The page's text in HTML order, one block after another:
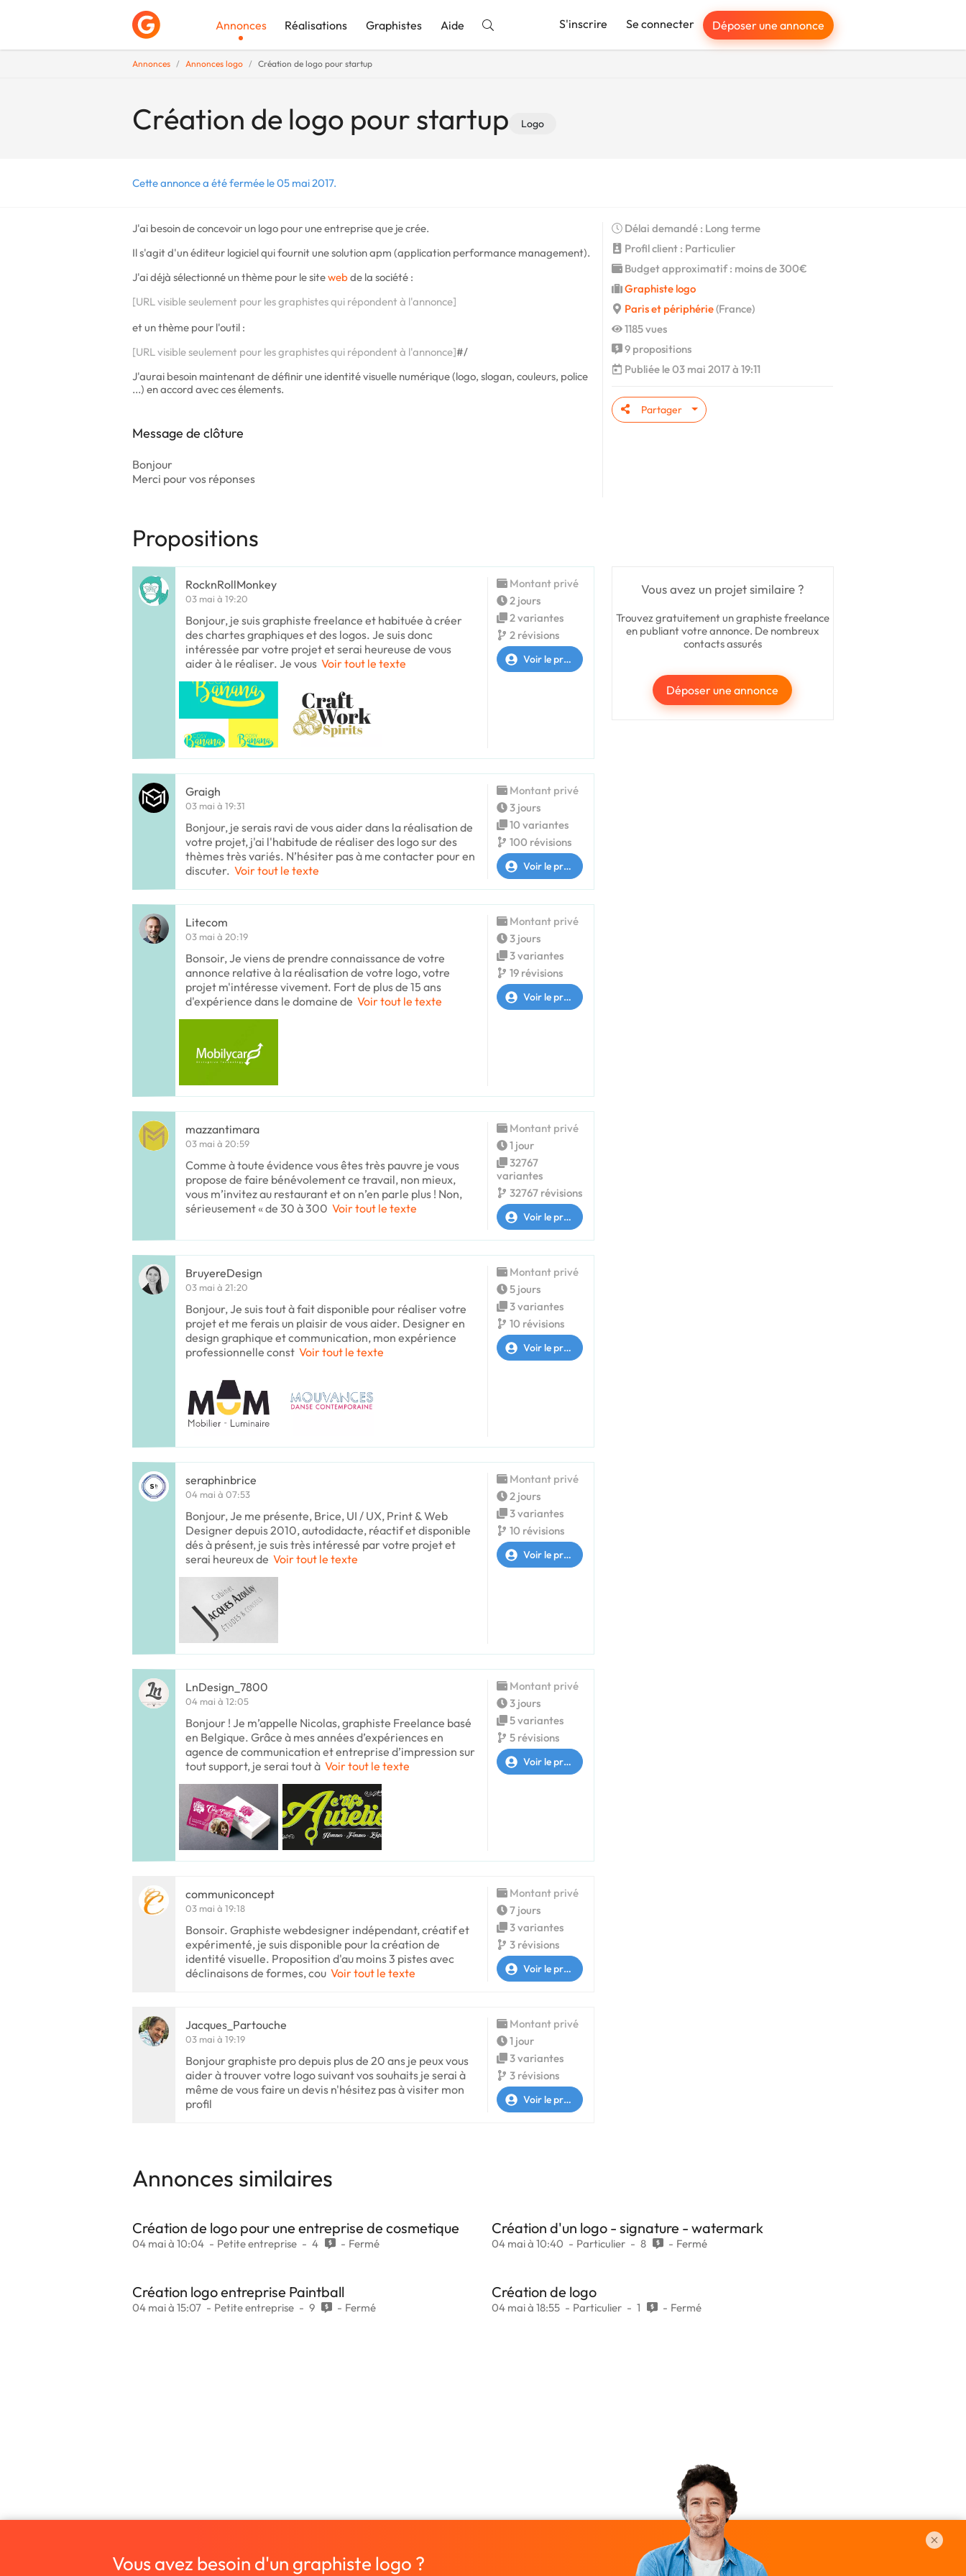
Annonces Réalisations Graphistes Aide S'inscrire Se connecter Déposer une annonce
Annonces Annonces logo Création de logo pour startup
Création de logo pour startup Logo
Cette annonce a été fermée le 05 mai 2017.
J'ai besoin de concevoir un logo pour une entreprise que je crée.
Il s'agit d'un éditeur logiciel qui fournit une solution apm (application performance management).
J'ai déjà sélectionné un thème pour le sitewebde la société :
[URL visible seulement pour les graphistes qui répondent à l'annonce]
et un thème pour l'outil :
[URL visible seulement pour les graphistes qui répondent à l'annonce]#/
J'aurai besoin maintenant de définir une identité visuelle numérique (logo, slogan, couleurs, police
...) en accord avec ces élements.
Message de clôture
Bonjour
Merci pour vos réponses
Délai demandé : Long terme
Profil client : Particulier
Budget approximatif : moins de 300€
Graphiste logo
Paris et périphérie(France)
1185 vues
9 propositions
Publiée le 03 mai 2017 à 19:11
Partager
Propositions
Vous avez un projet similaire ?
Trouvez gratuitement un graphiste freelance
en publiant votre annonce. De nombreux
contacts assurés
Déposer une annonce
RocknRollMonkey
03 mai à 19:20
Bonjour, je suis graphiste freelance et habituée à créer
des chartes graphiques et des logos. Je suis donc
intéressée par votre projet et serai heureuse de vous
aider à le réaliser. Je vous Voir tout le texte
Montant privé
2 jours
2 variantes
2 révisions
Voir le profil
Graigh
03 mai à 19:31
Bonjour, je serais ravi de vous aider dans la réalisation de
votre projet, j'ai l'habitude de réaliser des logo sur des
thèmes très variés. N’hésiter pas à me contacter pour en
discuter. Voir tout le texte
Montant privé
3 jours
10 variantes
100 révisions
Voir le profil
Litecom
03 mai à 20:19
Bonsoir, Je viens de prendre connaissance de votre
annonce relative à la réalisation de votre logo, votre
projet m'intéresse vivement. Fort de plus de 15 ans
d'expérience dans le domaine de Voir tout le texte
Montant privé
3 jours
3 variantes
19 révisions
Voir le profil
mazzantimara
03 mai à 20:59
Comme à toute évidence vous êtes très pauvre je vous
propose de faire bénévolement ce travail, non mieux,
vous m’invitez au restaurant et on n’en parle plus ! Non,
sérieusement « de 30 à 300 Voir tout le texte
Montant privé
1 jour
32767
variantes
32767 révisions
Voir le profil
BruyereDesign
03 mai à 21:20
Bonjour, Je suis tout à fait disponible pour réaliser votre
projet et me ferais un plaisir de vous aider. Designer en
design graphique et communication, mon expérience
professionnelle const Voir tout le texte
Montant privé
5 jours
3 variantes
10 révisions
Voir le profil
seraphinbrice
04 mai à 07:53
Bonjour, Je me présente, Brice, UI / UX, Print & Web
Designer depuis 2010, autodidacte, réactif et disponible
dés à présent, je suis très intéressé par votre projet et
serai heureux de Voir tout le texte
Montant privé
2 jours
3 variantes
10 révisions
Voir le profil
LnDesign_7800
04 mai à 12:05
Bonjour ! Je m’appelle Nicolas, graphiste Freelance basé
en Belgique. Grâce à mes années d’expériences en
agence de communication et entreprise d’impression sur
tout support, je serai tout à Voir tout le texte
Montant privé
3 jours
5 variantes
5 révisions
Voir le profil
communiconcept
03 mai à 19:18
Bonsoir. Graphiste webdesigner indépendant, créatif et
expérimenté, je suis disponible pour la création de
identité visuelle. Proposition d'au moins 3 pistes avec
déclinaisons de formes, cou Voir tout le texte
Montant privé
7 jours
3 variantes
3 révisions
Voir le profil
Jacques_Partouche
03 mai à 19:19
Bonjour graphiste pro depuis plus de 20 ans je peux vous
aider à trouver votre logo suivant vos souhaits je serai à
même de vous faire un devis n'hésitez pas à visiter mon
profil
Montant privé
1 jour
3 variantes
3 révisions
Voir le profil
Annonces similaires
Création de logo pour une entreprise de cosmetique
04 mai à 10:04 Petite entreprise 4 Fermé
Création d'un logo - signature - watermark
04 mai à 10:40 Particulier 8 Fermé
Création logo entreprise Paintball
04 mai à 15:07 Petite entreprise 9 Fermé
Création de logo
04 mai à 18:55 Particulier 1 Fermé
Vous avez besoin d'un graphiste logo ?